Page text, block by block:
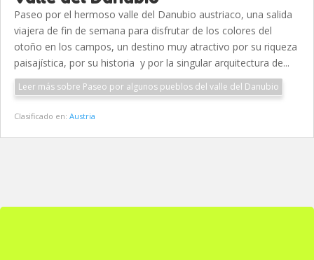
Paseo por el hermoso valle del Danubio austriaco, una salida
viajera de fin de semana para disfrutar de los colores del
otoño en los campos, un destino muy atractivo por su riqueza
paisajística, por su historia y por la singular arquitectura de...
Leer más sobre Paseo por algunos pueblos del valle del Danubio
Clasificado en: Austria